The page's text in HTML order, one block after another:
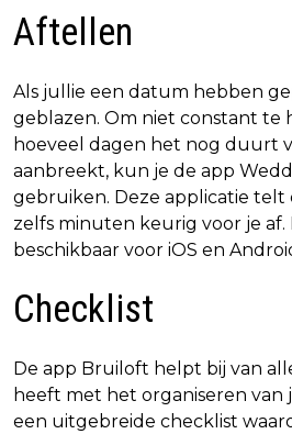
Aftellen
Als jullie een datum hebben
geblazen. Om niet constant te
hoeveel dagen het nog duurt
aanbreekt, kun je de app
gebruiken. Deze applicatie telt
zelfs minuten keurig voor je af.
beschikbaar voor iOS en
Checklist
De app Bruiloft helpt bij van
heeft met het organiseren van
een uitgebreide checklist